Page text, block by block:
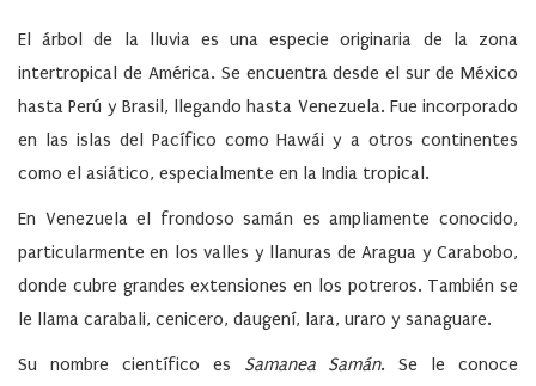
El árbol de la lluvia es una especie originaria de la zona
intertropical de América. Se encuentra desde el sur de México
hasta Perú y Brasil, llegando hasta Venezuela. Fue incorporado
en las islas del Pacífico como Hawái y a otros continentes
como el asiático, especialmente en la India tropical.
En Venezuela el frondoso samán es ampliamente conocido,
particularmente en los valles y llanuras de Aragua y Carabobo,
donde cubre grandes extensiones en los potreros. También se
le llama carabali, cenicero, daugení, lara, uraro y sanaguare.
Su nombre científico es Samanea Samán. Se le conoce